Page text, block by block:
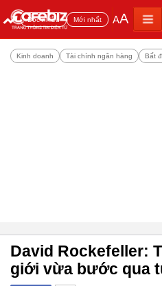
Đọc nhiều Mới nhất AA
Kinh doanh Tài chính ngân hàng Bất
David Rockefeller:
giới vừa bước qua